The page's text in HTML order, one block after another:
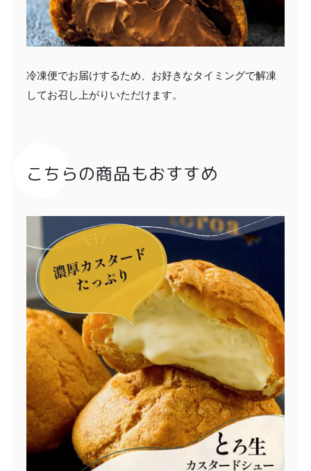
冷凍便でお届けするため、お好きなタイミングで解凍
してお召し上がりいただけます。
こちらの商品もおすすめ